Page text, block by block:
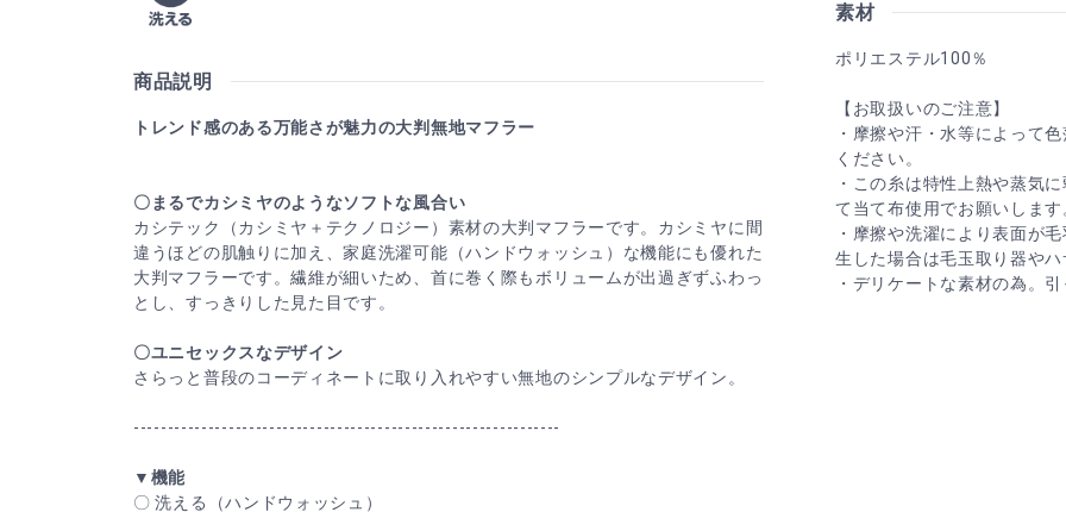
商品説明
トレンド感のある万能さが魅力の大判無地マフラー
〇まるでカシミヤのようなソフトな風合い
カシテック（カシミヤ＋テクノロジー）素材の大判マフラーです。カシミヤに間
違うほどの肌触りに加え、家庭洗濯可能（ハンドウォッシュ）な機能にも優れた
大判マフラーです。繊維が細いため、首に巻く際もボリュームが出過ぎずふわっ
とし、すっきりした見た目です。
〇ユニセックスなデザイン
さらっと普段のコーディネートに取り入れやすい無地のシンプルなデザイン。
---------------------------------------------------------------
▼機能
〇 洗える（ハンドウォッシュ）
素材
ポリエステル100％
【お取扱いのご注意】
・摩擦や汗・水等によって
ください。
・この糸は特性上熱や蒸気
て当て布使用でお願いします
・摩擦や洗濯により表面が
生した場合は毛玉取り器や
・デリケートな素材の為。